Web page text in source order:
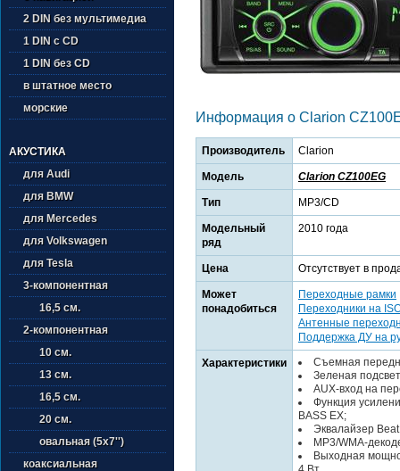
2 DIN без мультимедиа
1 DIN с CD
1 DIN без CD
в штатное место
морские
АКУСТИКА
для Audi
для BMW
для Mercedes
для Volkswagen
для Tesla
3-компонентная
16,5 см.
2-компонентная
10 см.
13 см.
16,5 см.
20 см.
овальная (5х7'')
коаксиальная
Информация о Clarion
Производитель Clarion
Модель Clarion CZ100EG
Тип MP3/CD
Модельный
ряд
2010 года
Цена Отсутствует в
Может
понадобиться
Переходные рамки
Переходники на
Антенные
Поддержка ДУ на
Характеристики
Съемная
Зеленая
AUX-вход на
Функция
BASS EX;
Эквалайзер
MP3/WMA-
Выходная